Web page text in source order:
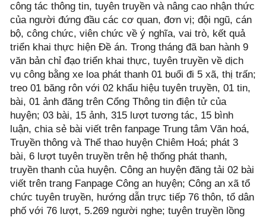
công tác thông tin, tuyên truyền và nâng cao nhận thức
của người đứng đầu các cơ quan, đơn vị; đội ngũ, cán
bộ, công chức, viên chức về ý nghĩa, vai trò, kết quả
triển khai thực hiện Đề án. Trong tháng đã ban hành 9
văn bản chỉ đạo triển khai thực, tuyên truyền về dịch
vụ công bằng xe loa phát thanh 01 buổi đi 5 xã, thị trấn;
treo 01 băng rôn với 02 khẩu hiệu tuyên truyền, 01 tin,
bài, 01 ảnh đăng trên Cổng Thông tin điện tử của
huyện; 03 bài, 15 ảnh, 315 lượt tương tác, 15 bình
luận, chia sẻ bài viết trên fanpage Trung tâm Văn hoá,
Truyền thông và Thể thao huyện Chiêm Hoá; phát 3
bài, 6 lượt tuyên truyền trên hệ thống phát thanh,
truyền thanh của huyện. Công an huyện đăng tải 02 bài
viết trên trang Fanpage Công an huyện; Công an xã tổ
chức tuyên truyền, hướng dẫn trực tiếp 76 thôn, tổ dân
phố với 76 lượt, 5.269 người nghe; tuyên truyền lồng